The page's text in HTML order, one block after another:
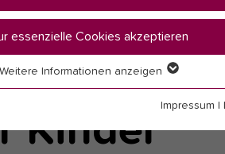
Kinder
essenzielle Cookies akzeptieren
werden für grundlegende Funktionen der
Weitere Informationen anzeigen
Impressum